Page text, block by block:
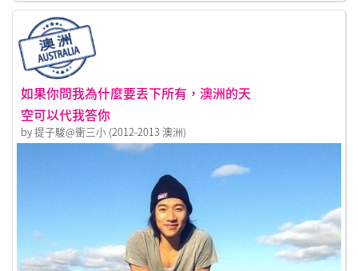
如果你問我為什麼要丟下所有，澳洲的天
空可以代我答你
by 提子駿@衝三小 (2012-2013 澳洲)